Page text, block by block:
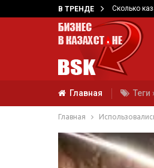
В ТРЕНДЕ Сколько
Главная Теги
Главная